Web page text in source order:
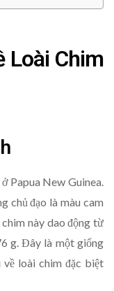
Loài Chim
Papua New Guinea.
chủ đạo là màu cam
này dao động từ
g. Đây là một giống
về loài chim đặc biệt